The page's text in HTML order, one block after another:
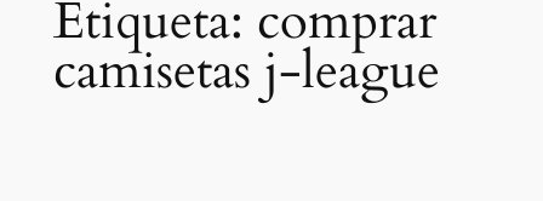
Etiqueta: comprar
camisetas j-league